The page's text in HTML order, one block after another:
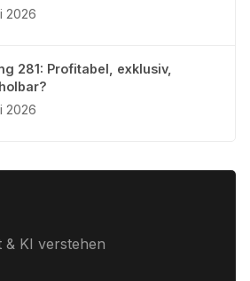
2026
281: Profitabel, exklusiv,
2026
& KI verstehen